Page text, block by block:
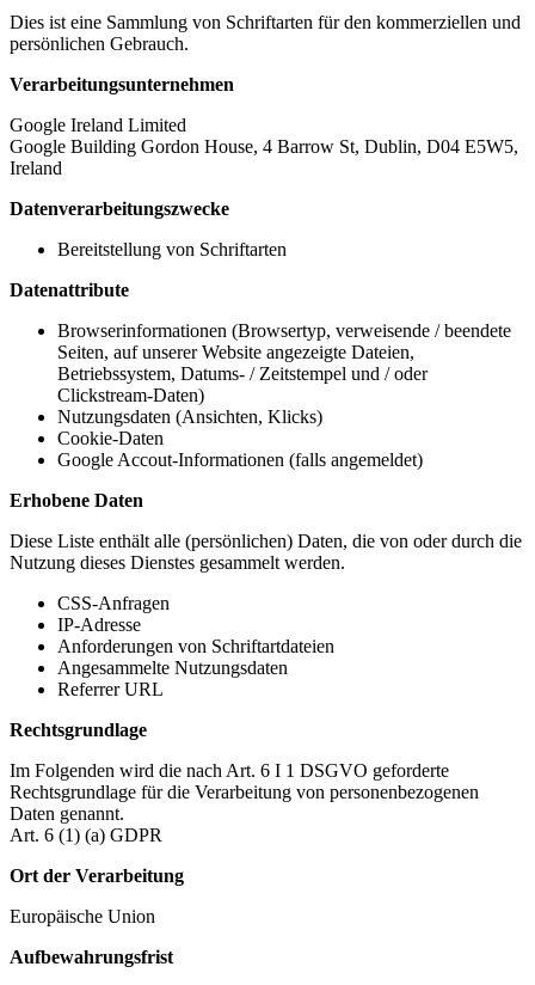
Dies ist eine Sammlung von Schriftarten für den kommerziellen und
persönlichen Gebrauch.
Verarbeitungsunternehmen
Google Ireland Limited
Google Building Gordon House, 4 Barrow St, Dublin, D04 E5W5,
Ireland
Datenverarbeitungszwecke
Bereitstellung von Schriftarten
Datenattribute
Browserinformationen (Browsertyp, verweisende / beendete
Seiten, auf unserer Website angezeigte Dateien,
Betriebssystem, Datums- / Zeitstempel und / oder
Clickstream-Daten)
Nutzungsdaten (Ansichten, Klicks)
Cookie-Daten
Google Accout-Informationen (falls angemeldet)
Erhobene Daten
Diese Liste enthält alle (persönlichen) Daten, die von oder durch die
Nutzung dieses Dienstes gesammelt werden.
CSS-Anfragen
IP-Adresse
Anforderungen von Schriftartdateien
Angesammelte Nutzungsdaten
Referrer URL
Rechtsgrundlage
Im Folgenden wird die nach Art. 6 I 1 DSGVO geforderte
Rechtsgrundlage für die Verarbeitung von personenbezogenen
Daten genannt.
Art. 6 (1) (a) GDPR
Ort der Verarbeitung
Europäische Union
Aufbewahrungsfrist